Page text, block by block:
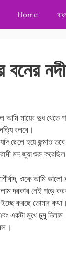
Home
মায়ের দুধ খেতে
বলবে।
ছেলে হয়ে জন্মাত
মদ জুয়া শুরু
ওকে আমি ভালো
দরকার নেই পড়ে
করছে তোমার কথা।
একটা মুখে চুমু দিলাম।